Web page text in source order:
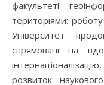
факультеті
територіями:
Університет
спрямовані на
розвиток